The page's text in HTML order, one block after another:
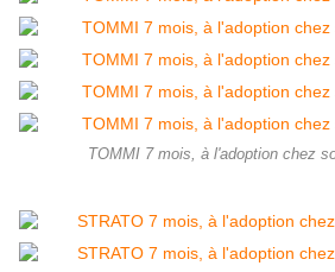
TOMMI 7 mois, à l'adoption chez